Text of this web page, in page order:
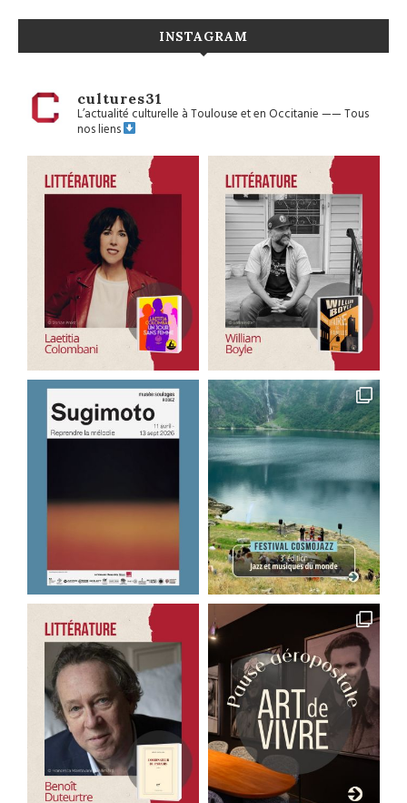
INSTAGRAM
cultures31
L’actualité culturelle à Toulouse et en Occitanie——Tous
nos liens